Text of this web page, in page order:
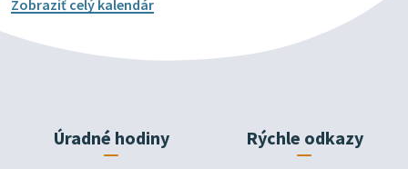
Zobraziť celý kalendár
Úradné hodiny Rýchle odkazy